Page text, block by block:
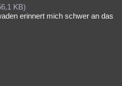
KB)
erinnert mich schwer an das